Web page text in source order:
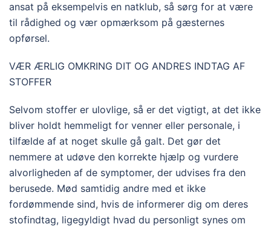
ansat på eksempelvis en natklub, så sørg for at være
til rådighed og vær opmærksom på gæsternes
opførsel.
VÆR ÆRLIG OMKRING DIT OG ANDRES INDTAG AF
STOFFER
Selvom stoffer er ulovlige, så er det vigtigt, at det ikke
bliver holdt hemmeligt for venner eller personale, i
tilfælde af at noget skulle gå galt. Det gør det
nemmere at udøve den korrekte hjælp og vurdere
alvorligheden af de symptomer, der udvises fra den
berusede. Mød samtidig andre med et ikke
fordømmende sind, hvis de informerer dig om deres
stofindtag, ligegyldigt hvad du personligt synes om